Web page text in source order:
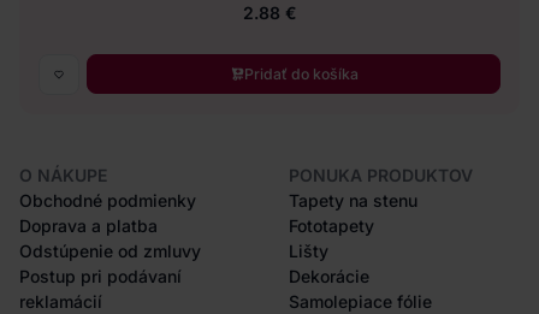
2.88 €
Pridať do košíka
O NÁKUPE
Obchodné podmienky
Doprava a platba
Odstúpenie od zmluvy
Postup pri podávaní
reklamácií
PONUKA PRODUKTOV
Tapety na stenu
Fototapety
Lišty
Dekorácie
Samolepiace fólie